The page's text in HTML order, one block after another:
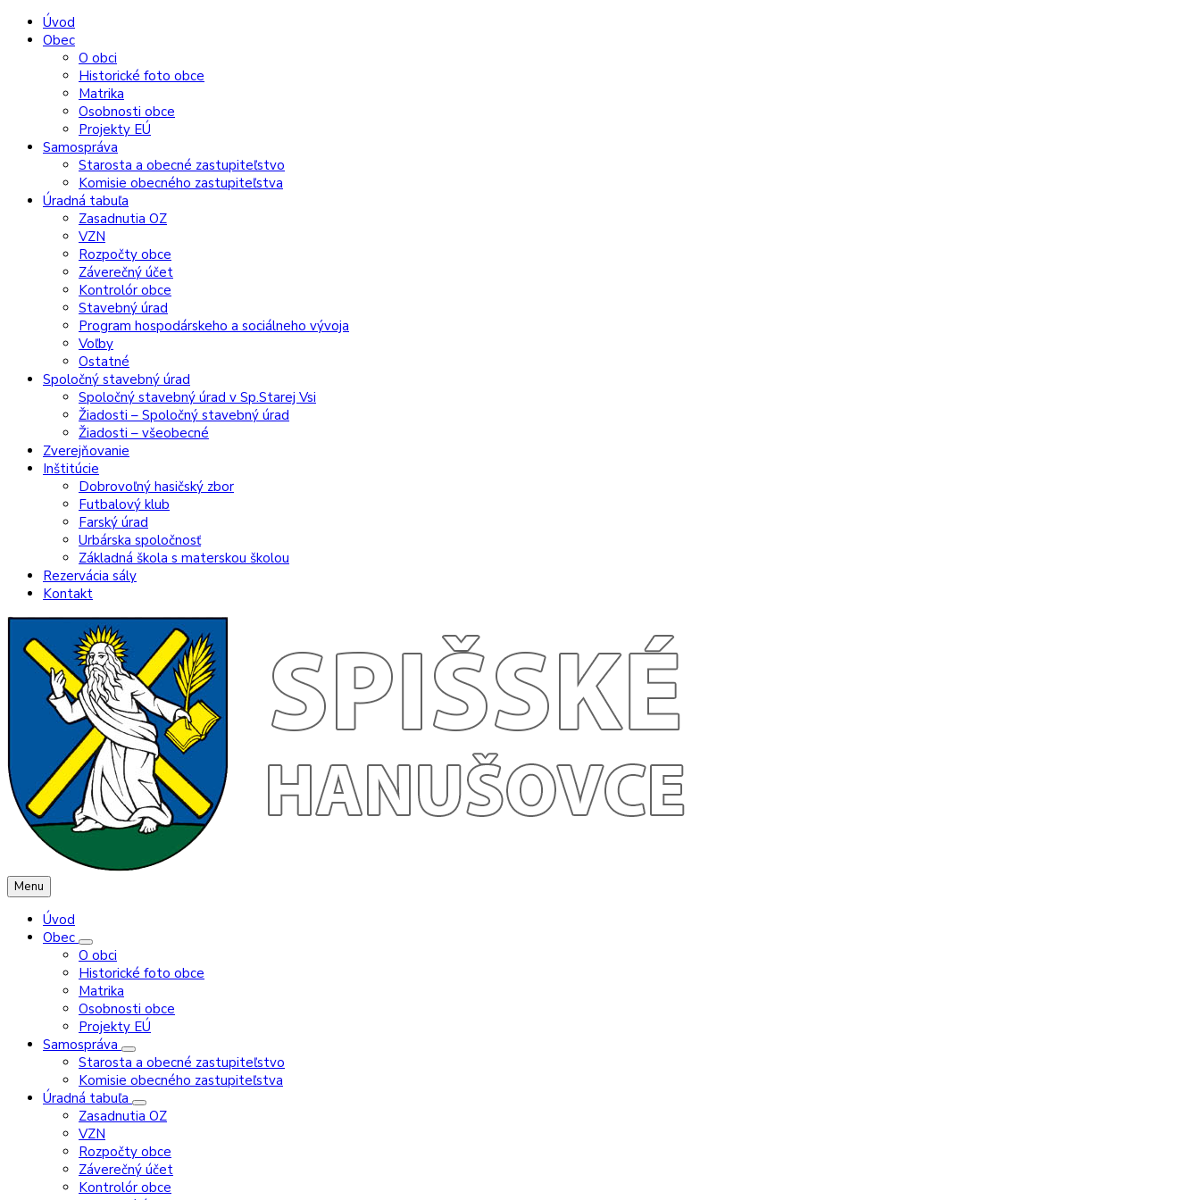
Preskočiť
Preskočiť
Preskočiť
Preskočiť
Úvod
Obec
O obci
Historické foto obce
Matrika
Osobnosti obce
Projekty EÚ
Samospráva
Starosta a obecné zastupiteľstvo
Komisie obecného zastupiteľstva
Úradná tabuľa
Zasadnutia OZ
VZN
Rozpočty obce
Záverečný účet
Kontrolór obce
Stavebný úrad
Program hospodárskeho a sociálneho vývoja
Voľby
Ostatné
Spoločný stavebný úrad
Spoločný stavebný úrad v Sp.Starej Vsi
Žiadosti – Spoločný stavebný úrad
Žiadosti – všeobecné
Zverejňovanie
Inštitúcie
Dobrovoľný hasičský zbor
Futbalový klub
Farský úrad
Urbárska spoločnosť
Základná škola s materskou školou
Rezervácia sály
Kontakt
Menu
Úvod
Obec
O obci
Historické foto obce
Matrika
Osobnosti obce
Projekty EÚ
Samospráva
Starosta a obecné zastupiteľstvo
Komisie obecného zastupiteľstva
Úradná tabuľa
Zasadnutia OZ
VZN
Rozpočty obce
Záverečný účet
Kontrolór obce